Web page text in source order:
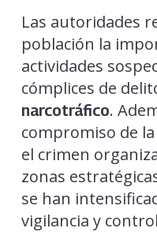
Las autoridades
población la
actividades
cómplices de
narcotráfico.
compromiso de la
el crimen
zonas
se han
vigilancia y